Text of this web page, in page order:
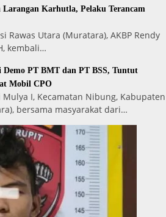
Larangan Karhutla, Pelaku Terancam
Rawas Utara (Muratara), AKBP Rendy
kembali…
PT BMT dan PT BSS, Tuntut
Mobil CPO
Mulya I, Kecamatan Nibung, Kabupaten
bersama masyarakat dari…